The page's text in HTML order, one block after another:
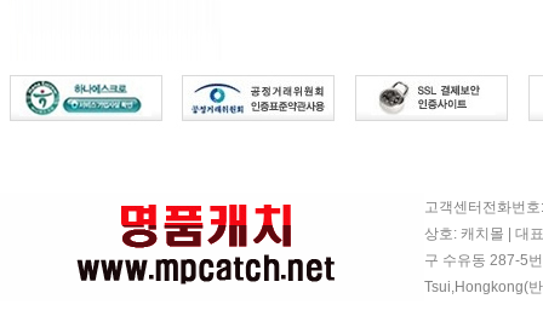
고객센터전화번
상호: 캐치몰 | 대
구 수유동 287-5
Tsui,Hongkong(